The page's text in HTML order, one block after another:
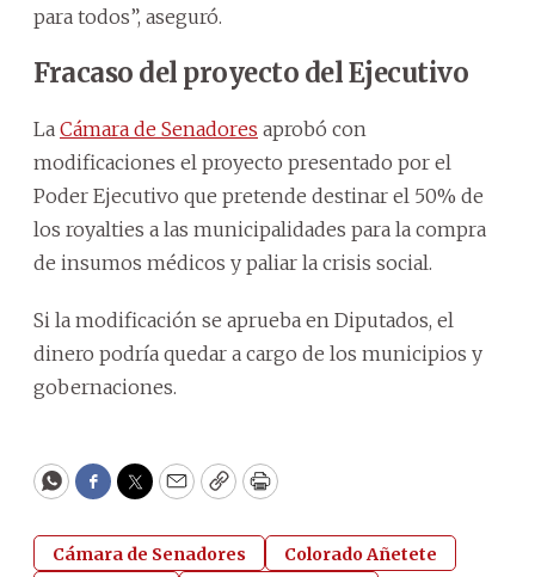
para todos”, aseguró.
Fracaso del proyecto del Ejecutivo
La Cámara de Senadores aprobó con
modificaciones el proyecto presentado por el
Poder Ejecutivo que pretende destinar el 50% de
los royalties a las municipalidades para la compra
de insumos médicos y paliar la crisis social.
Si la modificación se aprueba en Diputados, el
dinero podría quedar a cargo de los municipios y
gobernaciones.
WhatsApp
Facebook
Twitter
EmailCopyPrint
Cámara de Senadores
Colorado Añetete